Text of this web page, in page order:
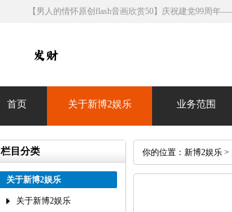
【男人的情怀原创flash音画欣赏50】庆祝建党99周年
首页 关于新博2娱乐 业务范围
栏目分类
关于新博2娱乐
关于新博2娱乐
你的位置： 新博2娱乐 >